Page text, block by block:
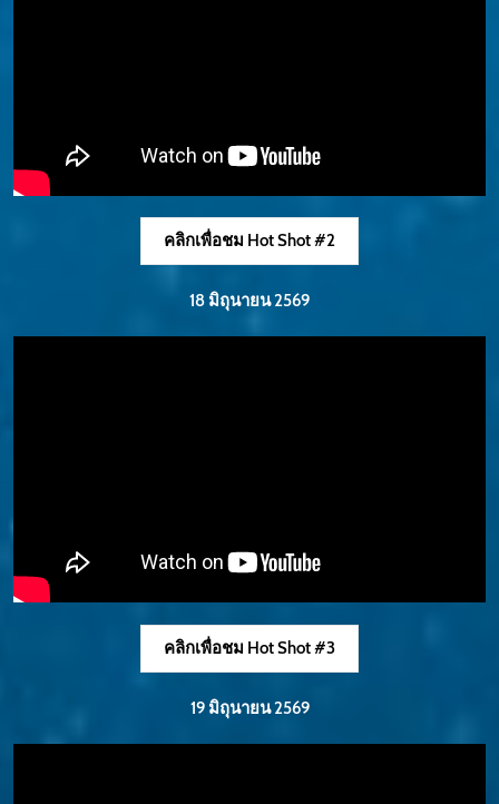
คลิกเพื่อชม Hot Shot #2
18 มิถุนายน 2569
คลิกเพื่อชม Hot Shot #3
19 มิถุนายน 2569